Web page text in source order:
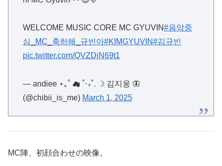
WELCOME MUSIC CORE MC GYUVIN#음악중
심_MC_축하해_규빈아#KIMGYUVIN#김규빈
pic.twitter.com/QVZDjN69t1
— andiee ⋆｡˚ ☁︎ ˚⋅₊˚. ☽ 김지웅 🦋
(@chibii_is_me) March 1, 2025
MC陣、初顔合わせの映像。